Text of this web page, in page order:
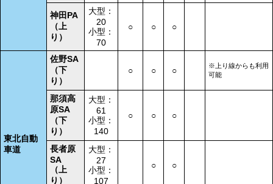
神田PA
（上
り）
大型：
20
小型：
70
○ ○ ○
東北自動
車道
佐野SA
（下
り）
○ ○ ○
※上り線からも利用
可能
那須高
原SA
（下
り）
大型：
61
小型：
140
○ ○ ○
長者原
SA
（上
り）
大型：
27
小型：
107
○ ○